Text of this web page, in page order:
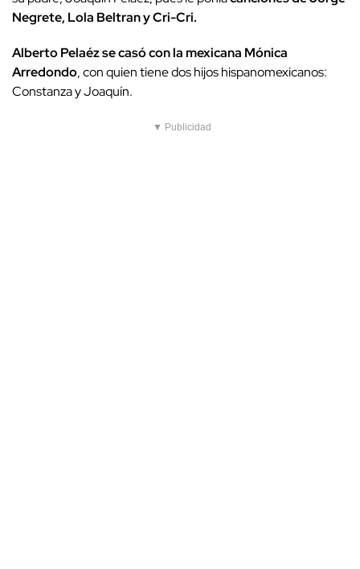
Negrete, Lola Beltran y Cri-Cri.
Alberto Pelaéz se casó con la mexicana Mónica
Arredondo, con quien tiene dos hijos hispanomexicanos:
Constanza y Joaquín.
▼ Publicidad